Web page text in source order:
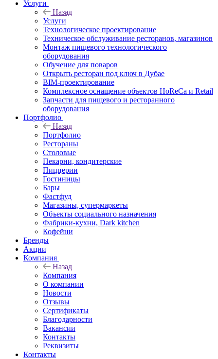
Услуги
Назад
Услуги
Технологическое проектирование
Техническое обслуживание ресторанов, магазинов
Монтаж пищевого технологического
оборудования
Обучение для поваров
Открыть ресторан под ключ в Дубае
BIM-проектирование
Комплексное оснащение объектов HoReCa и Retail
Запчасти для пищевого и ресторанного
оборудования
Портфолио
Назад
Портфолио
Рестораны
Столовые
Пекарни, кондитерские
Пиццерии
Гостиницы
Бары
Фастфуд
Магазины, супермаркеты
Объекты социального назначения
Фабрики-кухни, Dark kitchen
Кофейни
Бренды
Акции
Компания
Назад
Компания
О компании
Новости
Отзывы
Сертификаты
Благодарности
Вакансии
Контакты
Реквизиты
Контакты